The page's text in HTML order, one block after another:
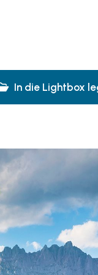
In die Lightbox